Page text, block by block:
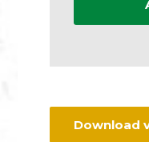
Download